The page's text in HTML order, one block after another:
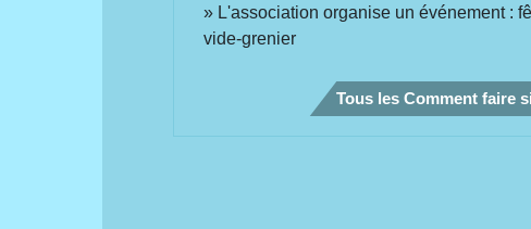
L'association organise un événement :
vide-grenier
Tous les Comment faire